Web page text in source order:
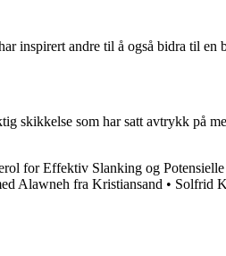
inspirert andre til å også bidra til en
skikkelse som har satt avtrykk på
for Effektiv Slanking og
Alawneh fra Kristiansand • Solfrid